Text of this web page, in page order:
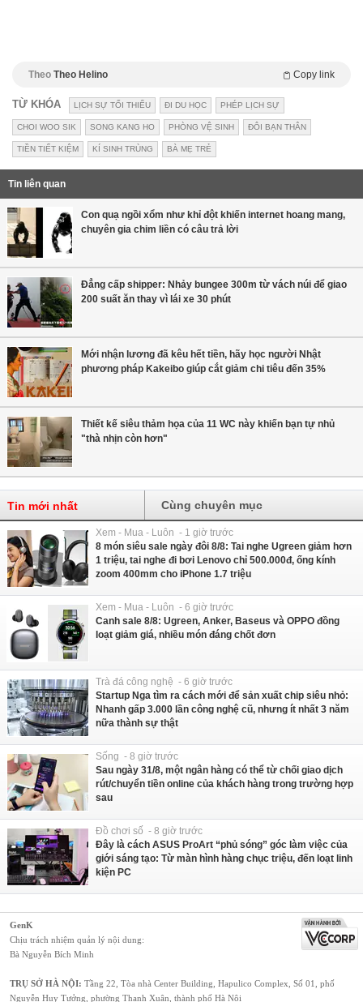
Theo Theo Helino Copy link
TỪ KHÓA LỊCH SỰ TỐI THIỂU ĐI DU HỌC PHÉP LỊCH SỰ
CHOI WOO SIK SONG KANG HO PHÒNG VỆ SINH ĐÔI BẠN THÂN
TIỀN TIẾT KIỆM KÍ SINH TRÙNG BÀ MẸ TRẺ
Tin liên quan
Con quạ ngồi xổm như khỉ đột khiến internet hoang mang,
chuyên gia chim liền có câu trả lời
Đẳng cấp shipper: Nhảy bungee 300m từ vách núi để giao
200 suất ăn thay vì lái xe 30 phút
Mới nhận lương đã kêu hết tiền, hãy học người Nhật
phương pháp Kakeibo giúp cắt giảm chi tiêu đến 35%
Thiết kế siêu thảm họa của 11 WC này khiến bạn tự nhủ
"thà nhịn còn hơn"
Tin mới nhất Cùng chuyên mục
Xem - Mua - Luôn - 1 giờ trước
8 món siêu sale ngày đôi 8/8: Tai nghe Ugreen giảm hơn
1 triệu, tai nghe đi bơi Lenovo chỉ 500.000đ, ống kính
zoom 400mm cho iPhone 1.7 triệu
Xem - Mua - Luôn - 6 giờ trước
Canh sale 8/8: Ugreen, Anker, Baseus và OPPO đồng
loạt giảm giá, nhiều món đáng chốt đơn
Trà đá công nghệ - 6 giờ trước
Startup Nga tìm ra cách mới để sản xuất chip siêu nhỏ:
Nhanh gấp 3.000 lần công nghệ cũ, nhưng ít nhất 3 năm
nữa thành sự thật
Sống - 8 giờ trước
Sau ngày 31/8, một ngân hàng có thể từ chối giao dịch
rút/chuyển tiền online của khách hàng trong trường hợp
sau
Đồ chơi số - 8 giờ trước
Đây là cách ASUS ProArt “phủ sóng” góc làm việc của
giới sáng tạo: Từ màn hình hàng chục triệu, đến loạt linh
kiện PC
GenK
Chịu trách nhiệm quản lý nội dung:
Bà Nguyễn Bích Minh
TRỤ SỞ HÀ NỘI: Tầng 22, Tòa nhà Center Building, Hapulico Complex, Số 01, phố
Nguyễn Huy Tưởng, phường Thanh Xuân, thành phố Hà Nội